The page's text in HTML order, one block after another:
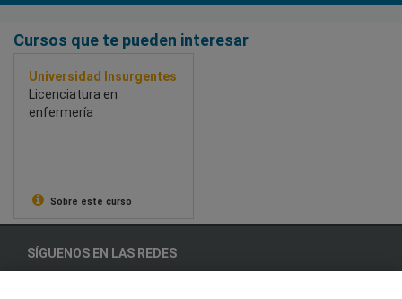
Cursos que te pueden interesar
Universidad Insurgentes
Licenciatura en
enfermería
Sobre este curso
SÍGUENOS EN LAS REDES